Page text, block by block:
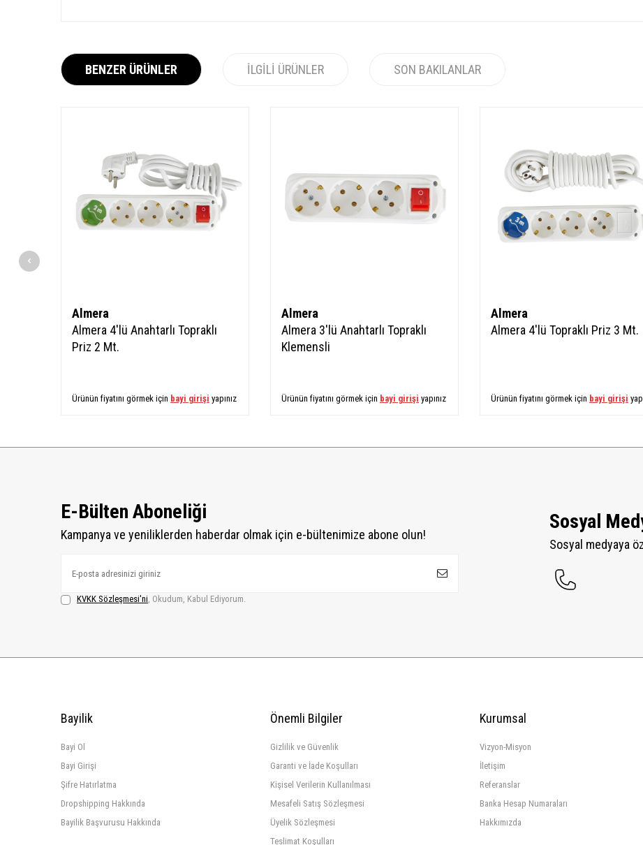
BENZER ÜRÜNLER İLGILI ÜRÜNLER SON BAKILANLAR
Almera
Almera 4'lü Anahtarlı Topraklı
Priz 2 Mt.
Ürünün fiyatını görmek için bayi girişi yapınız
Almera
Almera 3'lü Anahtarlı Topraklı
Klemensli
Ürünün fiyatını görmek için bayi girişi yapınız
Almera
Almera 4'lü Topraklı Priz 3 Mt.
Ürünün fiyatını görmek için bayi girişi
E-Bülten Aboneliği
Kampanya ve yeniliklerden haberdar olmak için e-bültenimize abone olun!
KVKK Sözleşmesi'ni, Okudum, Kabul Ediyorum.
Sosyal
Sosyal medyaya
Bayilik
Bayi Ol
Bayi Girişi
Şifre Hatırlatma
Dropshipping Hakkında
Bayilik Başvurusu Hakkında
Önemli Bilgiler
Gizlilik ve Güvenlik
Garanti ve İade Koşulları
Kişisel Verilerin Kullanılması
Mesafeli Satış Sözleşmesi
Üyelik Sözleşmesi
Teslimat Koşulları
Kurumsal
Vizyon-Misyon
İletişim
Referanslar
Banka Hesap Numaraları
Hakkımızda